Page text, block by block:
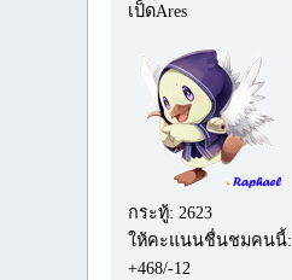
เป็ดAres
กระทู้: 2623
ให้คะแนนชื่นชมคนนี้:
+468/-12